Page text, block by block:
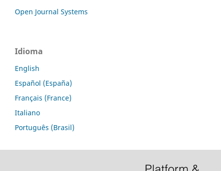
Open Journal Systems
Idioma
English
Español (España)
Français (France)
Italiano
Português (Brasil)